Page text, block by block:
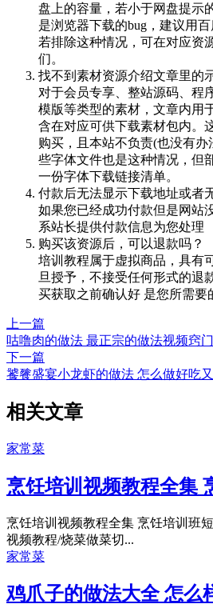
盘上的容量，若小于网盘提示
是浏览器下载的bug，建议用
若排除这种情况，可在对应资
们。
找不到素材资源介绍文章里的
对于会员专享、整站源码、程
模版等类型的素材，文章内用
含在对应可供下载素材包内。
购买，且本站不负责(也没有
些字体文件也是这种情况，但
一份字体下载链接清单。
付款后无法显示下载地址或者
如果您已经成功付款但是网站
系站长提供付款信息为您处理
购买该资源后，可以退款吗？
培训教程属于虚拟商品，具有
旦授予，不接受任何形式的退
买获取之前确认好 是您所需要
上一篇
咕噜肉的做法 最正宗的做法视频窍门
下一篇
饕餮盛宴小龙虾的做法 怎么做好吃
相关文章
家常菜
烹饪培训视频教程全集
烹饪培训视频教程全集 烹饪培训班
视频教程/烧菜做菜切...
家常菜
鸡爪子的做法大全 怎么